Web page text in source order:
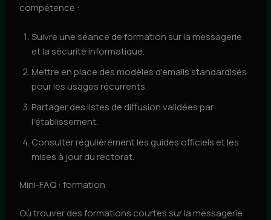
compétence :
Suivre une séance de formation sur la messagerie
et la sécurité informatique.
Mettre en place des modèles d’emails standardisés
pour les usages récurrents.
Partager des listes de diffusion validées par
l’établissement.
Consulter régulièrement les guides officiels et les
mises à jour du rectorat.
Mini-FAQ : formation
Où trouver des formations courtes sur la messagerie